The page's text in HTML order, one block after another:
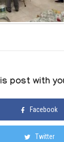
post with
Facebook
Twitter